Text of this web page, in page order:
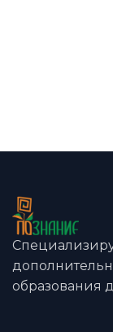
образования